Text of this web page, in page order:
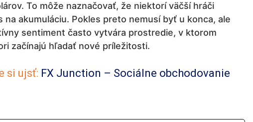
To môže naznačovať, že niektorí väčší hráči
na akumuláciu. Pokles preto nemusí byť u konca, ale
sentiment často vytvára prostredie, v ktorom
začínajú hľadať nové príležitosti.
si ujsť: FX Junction – Sociálne obchodovanie